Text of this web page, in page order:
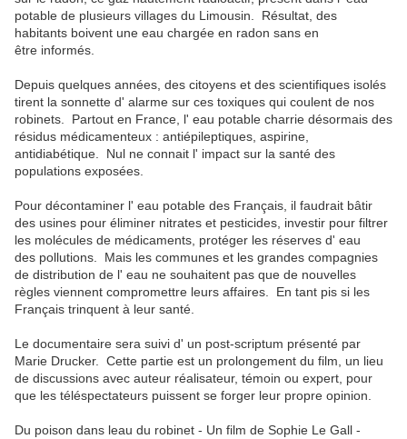
potable de plusieurs villages du Limousin. Résultat, des
habitants boivent une eau chargée en radon sans en
être informés.
Depuis quelques années, des citoyens et des scientifiques isolés
tirent la sonnette d' alarme sur ces toxiques qui coulent de nos
robinets. Partout en France, l' eau potable charrie désormais des
résidus médicamenteux : antiépileptiques, aspirine,
antidiabétique. Nul ne connait l' impact sur la santé des
populations exposées.
Pour décontaminer l' eau potable des Français, il faudrait bâtir
des usines pour éliminer nitrates et pesticides, investir pour filtrer
les molécules de médicaments, protéger les réserves d' eau
des pollutions. Mais les communes et les grandes compagnies
de distribution de l' eau ne souhaitent pas que de nouvelles
règles viennent compromettre leurs affaires. En tant pis si les
Français trinquent à leur santé.
Le documentaire sera suivi d' un post-scriptum présenté par
Marie Drucker. Cette partie est un prolongement du film, un lieu
de discussions avec auteur réalisateur, témoin ou expert, pour
que les téléspectateurs puissent se forger leur propre opinion.
Du poison dans leau du robinet - Un film de Sophie Le Gall -